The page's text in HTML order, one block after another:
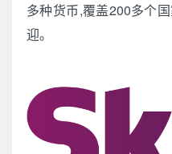
多种货币,覆盖200多个
迎。